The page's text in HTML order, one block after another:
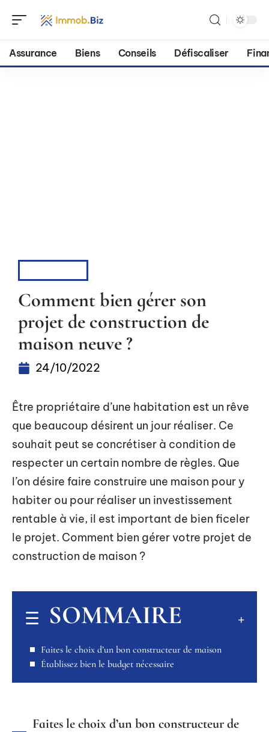
Assurance Biens Conseils Défiscaliser
Comment bien gérer son
projet de construction de
maison neuve ?
24/10/2022
Être propriétaire d’une habitation est un rêve
que beaucoup désirent un jour réaliser. Ce
souhait peut se concrétiser à condition de
respecter un certain nombre de règles. Que
l’on désire faire construire une maison pour y
habiter ou pour réaliser un investissement
rentable à vie, il est important de bien ficeler
le projet. Comment bien gérer votre projet de
construction de maison ?
SOMMAIRE
Faites le choix d’un bon constructeur de maison
Établissez bien le budget nécessaire
Faites le choix d’un bon constructeur de